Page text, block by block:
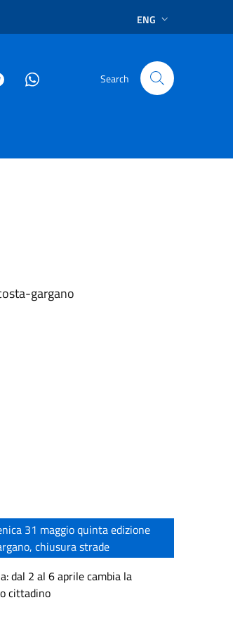
ENG
Search
31 maggio quinta edizione
chiusura strade
dal 2 al 6 aprile cambia la
cittadino